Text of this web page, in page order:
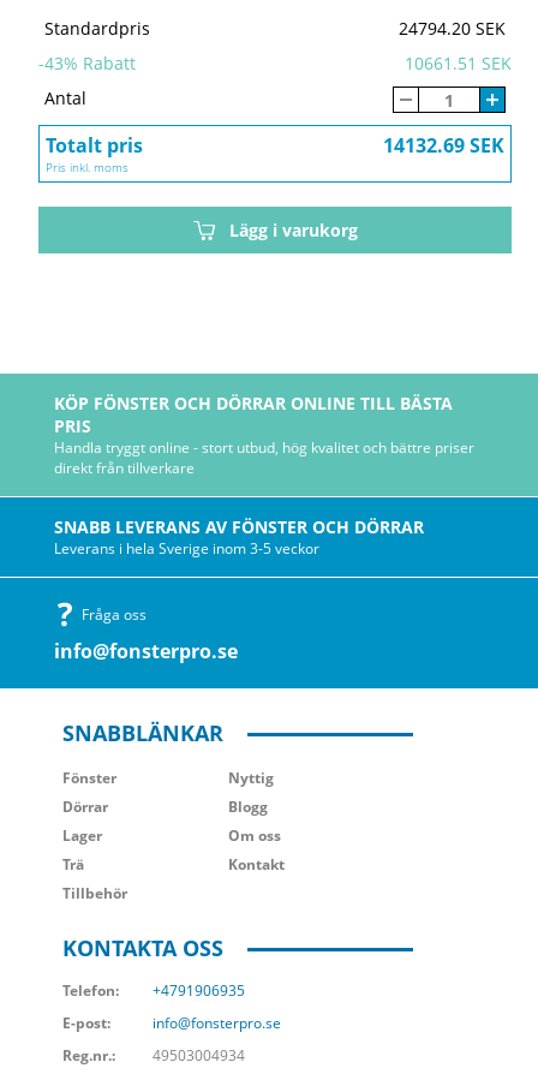
Standardpris
24794.20 SEK
-43% Rabatt
10661.51 SEK
Antal
Totalt pris 14132.69 SEK
Pris inkl. moms
Lägg i varukorg
KÖP FÖNSTER OCH DÖRRAR ONLINE TILL BÄSTA
PRIS
Handla tryggt online - stort utbud, hög kvalitet och bättre priser
direkt från tillverkare
SNABB LEVERANS AV FÖNSTER OCH DÖRRAR
Leverans i hela Sverige inom 3-5 veckor
Fråga oss
info@fonsterpro.se
SNABBLÄNKAR
Fönster
Dörrar
Lager
Trä
Tillbehör
Nyttig
Blogg
Om oss
Kontakt
KONTAKTA OSS
Telefon:
+4791906935
E-post:
info@fonsterpro.se
Reg.nr.:
49503004934